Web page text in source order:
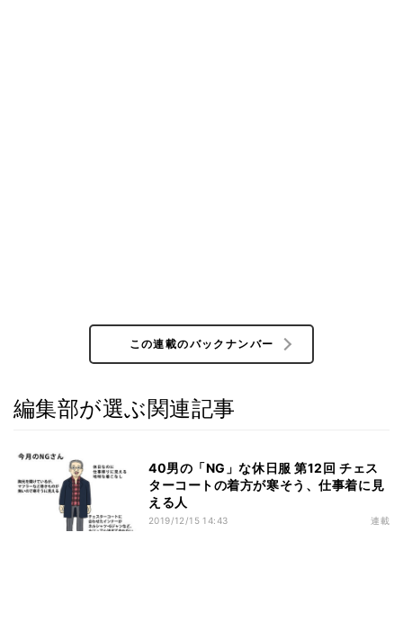
この連載のバックナンバー
編集部が選ぶ関連記事
40男の「NG」な休日服 第12回 チェス
ターコートの着方が寒そう、仕事着に見
える人
2019/12/15 14:43 連載